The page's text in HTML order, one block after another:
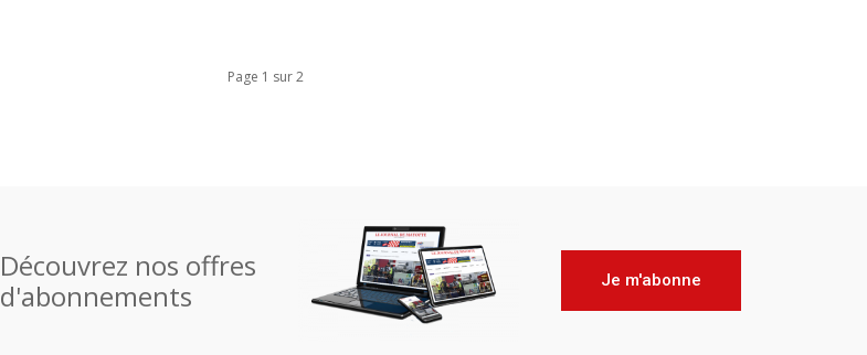
Page 1 sur 2
Découvrez nos offres
d'abonnements
Je m'abonne